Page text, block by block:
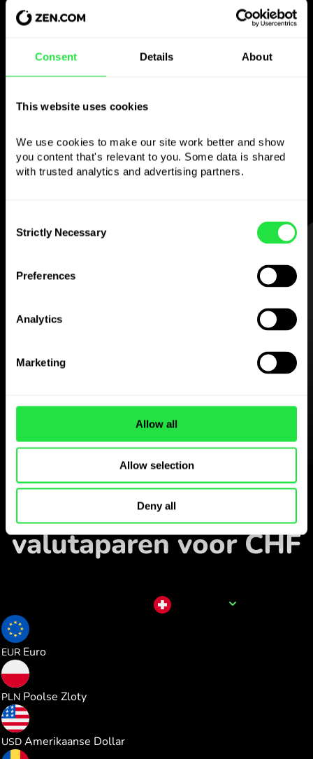
Consent Details About
This website uses cookies
We use cookies to make our site work better and show
you content that's relevant to you. Some data is shared
with trusted analytics and advertising partners.
Selection
Strictly Necessary
Preferences
Analytics
Marketing
Allow all
Allow selection
Deny all
Gebruik de gekozen
valuta
zoals je wilt
Stuur geld naar het buitenland,
neem op bij geldautomaten zonder
commissie, betaal met de multi-
ZEN.COM-app gratis
en meld je in enkele minuten
Volg populaire
valutaparen voor CHF
EUR Euro
PLN Poolse Zloty
USD Amerikaanse Dollar